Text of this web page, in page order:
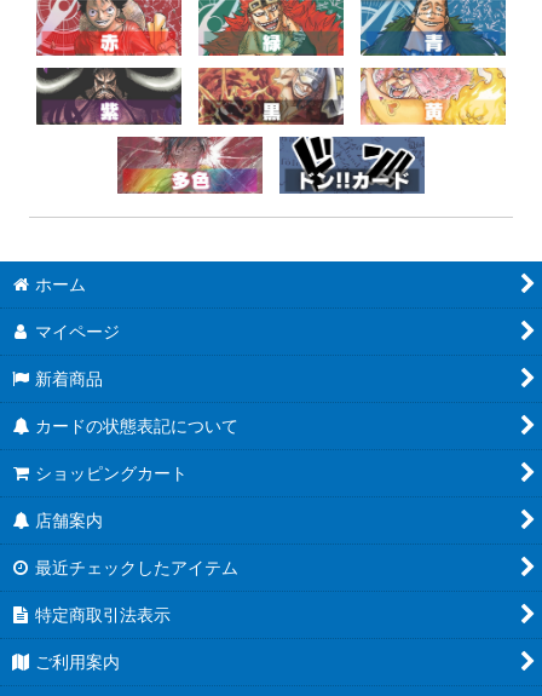
ホーム
マイページ
新着商品
カードの状態表記について
ショッピングカート
店舗案内
最近チェックしたアイテム
特定商取引法表示
ご利用案内